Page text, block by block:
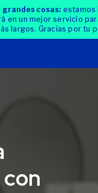
cosas: estamos
en un mejor servicio
largos. Gracias por tu